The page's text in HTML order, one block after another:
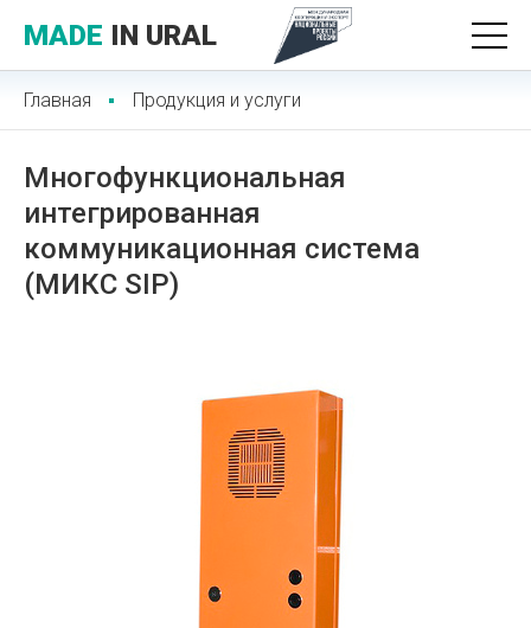
MADE IN URAL
Главная Продукция и услуги
Многофункциональная
интегрированная
коммуникационная система
(МИКС SIP)